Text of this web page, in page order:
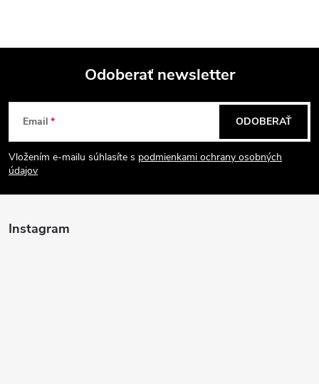
Z
á
p
ä
Odoberať newsletter
Email
Vložením e-mailu súhlasíte s podmienkami ochrany osobných
údajov
ODOBERAŤ
Instagram